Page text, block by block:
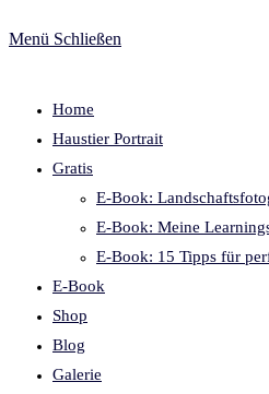
Menü Schließen
Home
Haustier Portrait
Gratis
E-Book:
E-Book: Meine
E-Book: 15 Tipps für
E-Book
Shop
Blog
Galerie